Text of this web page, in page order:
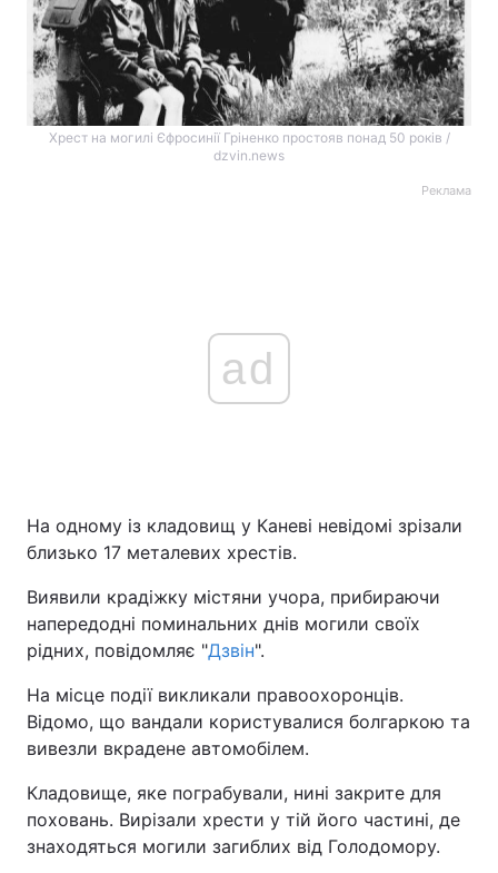
Хрест на могилі Єфросинії Гріненко простояв понад 50 років /
dzvin.news
Реклама
ad
На одному із кладовищ у Каневі невідомі зрізали
близько 17 металевих хрестів.
Виявили крадіжку містяни учора, прибираючи
напередодні поминальних днів могили своїх
рідних, повідомляє "Дзвін".
На місце події викликали правоохоронців.
Відомо, що вандали користувалися болгаркою та
вивезли вкрадене автомобілем.
Кладовище, яке пограбували, нині закрите для
поховань. Вирізали хрести у тій його частині, де
знаходяться могили загиблих від Голодомору.